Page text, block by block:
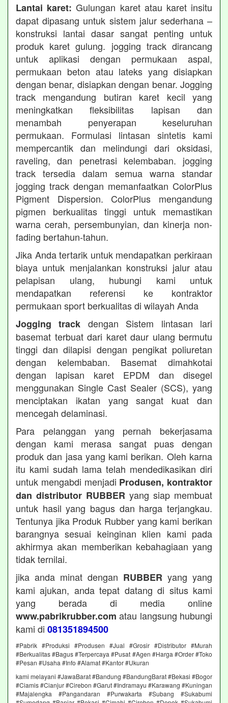
Lantai karet: Gulungan karet atau karet insitu
dapat dipasang untuk sistem jalur sederhana –
konstruksi lantai dasar sangat penting untuk
produk karet gulung. jogging track dirancang
untuk aplikasi dengan permukaan aspal,
permukaan beton atau lateks yang disiapkan
dengan benar, disiapkan dengan benar. Jogging
track mengandung butiran karet kecil yang
meningkatkan fleksibilitas lapisan dan
menambah penyerapan keseluruhan
permukaan. Formulasi lintasan sintetis kami
mempercantik dan melindungi dari oksidasi,
raveling, dan penetrasi kelembaban. jogging
track tersedia dalam semua warna standar
jogging track dengan memanfaatkan ColorPlus
Pigment Dispersion. ColorPlus mengandung
pigmen berkualitas tinggi untuk memastikan
warna cerah, persembunyian, dan kinerja non-
fading bertahun-tahun.
Jika Anda tertarik untuk mendapatkan perkiraan
biaya untuk menjalankan konstruksi jalur atau
pelapisan ulang, hubungi kami untuk
mendapatkan referensi ke kontraktor
permukaan sport berkualitas di wilayah Anda
Jogging track dengan Sistem lintasan lari
basemat terbuat dari karet daur ulang bermutu
tinggi dan dilapisi dengan pengikat poliuretan
dengan kelembaban. Basemat dimahkotai
dengan lapisan karet EPDM dan disegel
menggunakan Single Cast Sealer (SCS), yang
menciptakan ikatan yang sangat kuat dan
mencegah delaminasi.
Para pelanggan yang pernah bekerjasama
dengan kami merasa sangat puas dengan
produk dan jasa yang kami berikan. Oleh karna
itu kami sudah lama telah mendedikasikan diri
untuk mengabdi menjadi Produsen, kontraktor
dan distributor RUBBER yang siap membuat
untuk hasil yang bagus dan harga terjangkau.
Tentunya jika Produk Rubber yang kami berikan
barangnya sesuai keinginan klien kami pada
akhirmya akan memberikan kebahagiaan yang
tidak ternilai.
jika anda minat dengan RUBBER yang yang
kami ajukan, anda tepat datang di situs kami
yang berada di media online
www.pabrikrubber.com atau langsung hubungi
kami di 081351894500
#Pabrik #Produksi #Produsen #Jual #Grosir #Distributor #Murah
#Berkualitas #Bagus #Terpercaya #Pusat #Agen #Harga #Order #Toko
#Pesan #Usaha #Info #Alamat #Kantor #Ukuran
kami melayani #JawaBarat #Bandung #BandungBarat #Bekasi #Bogor
#Ciamis #Cianjur #Cirebon #Garut #Indramayu #Karawang #Kuningan
#Majalengka #Pangandaran #Purwakarta #Subang #Sukabumi